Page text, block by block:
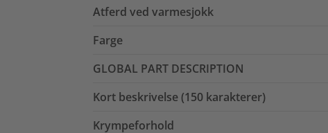
Atferd ved varmesjokk
Farge
GLOBAL PART DESCRIPTION
Kort beskrivelse (150 karakterer)
Krympeforhold